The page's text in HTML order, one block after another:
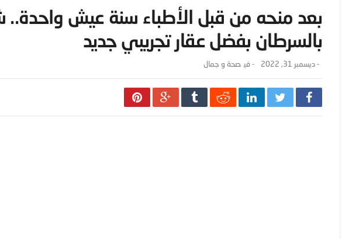
بعد منحه من قبل الأطباء سنة عيش
بالسرطان بفضل عقار تجريبي جديد
- ديسمبر 31, 2022 - ‎في صحة و جمال